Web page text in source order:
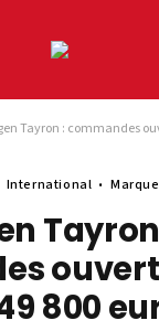
Tayron : commandes ouvertes
International
800